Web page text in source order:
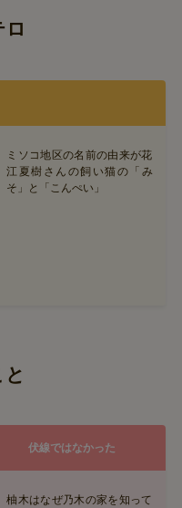
ミソコ地区の名前の由来が花
江夏樹さんの飼い猫の「み
そ」と「こんぺい」
伏線ではなかった
柚木はなぜ乃木の家を知って